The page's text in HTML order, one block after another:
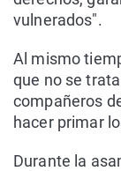
vulnerados".
Al mismo
que no se
compañeros
hacer primar
Durante la